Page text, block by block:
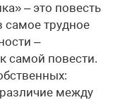
– это повесть
самое трудное
–
самой повести.
между